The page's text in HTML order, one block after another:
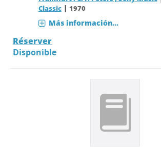
Classic| 1970
Más información...
Réserver
Disponible